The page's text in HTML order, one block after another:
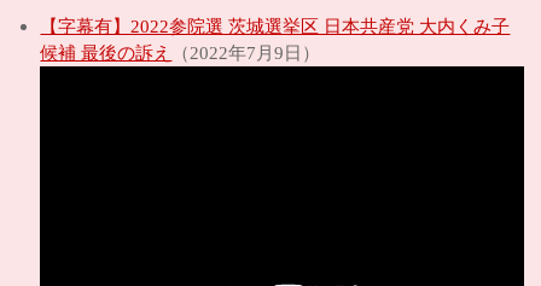
【字幕有】2022参院選 茨城選挙区 日本共産党 大内くみ子
候補 最後の訴え
（2022年7月9日）